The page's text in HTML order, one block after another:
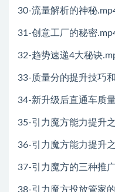
30-流量解析的神秘
31-创意工厂的秘密
32-趋势速递4大秘诀
33-质量分的提升技巧
34-新升级后直通车质
35-引力魔方能力提升
36-引力魔方能力提升
37-引力魔方的三种推
38-引力魔方投放管家